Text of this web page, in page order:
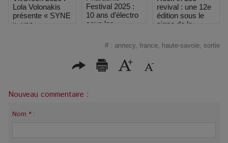
Lola Volonakis
présente « SYNE
», une
Festival 2025 :
10 ans d’électro
sous les
fête à ne pas
manquer
revival : une 12e
édition sous le
signe de la
rock à Loctudy
# : annecy france haute-savoie sortie
Nouveau commentaire :
Nom * :